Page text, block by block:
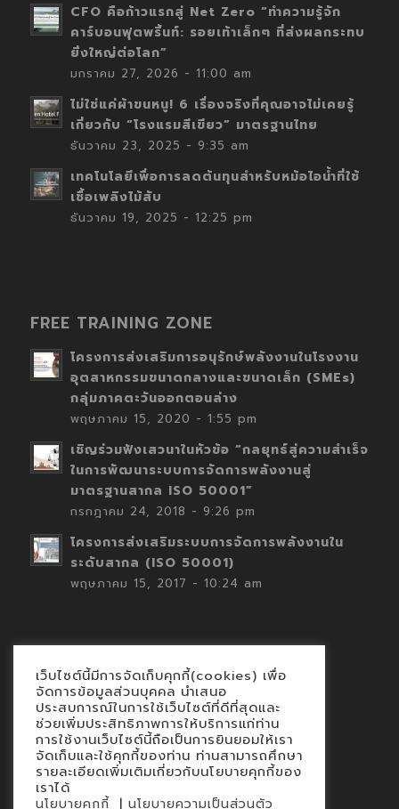
CFO คือก้าวแรกสู่ Net Zero “ทำความรู้จัก
คาร์บอนฟุตพริ้นท์: รอยเท้าเล็กๆ ที่ส่งผลกระทบ
ยิ่งใหญ่ต่อโลก”
มกราคม 27, 2026 - 11:00 am
ไม่ใช่แค่ผ้าขนหนู! 6 เรื่องจริงที่คุณอาจไม่เคยรู้
เกี่ยวกับ “โรงแรมสีเขียว” มาตรฐานไทย
ธันวาคม 23, 2025 - 9:35 am
เทคโนโลยีเพื่อการลดต้นทุนสำหรับหม้อไอน้ำที่ใช้
เชื้อเพลิงไม้สับ
ธันวาคม 19, 2025 - 12:25 pm
FREE TRAINING ZONE
โครงการส่งเสริมการอนุรักษ์พลังงานในโรงงาน
อุตสาหกรรมขนาดกลางและขนาดเล็ก (SMEs)
กลุ่มภาคตะวันออกตอนล่าง
พฤษภาคม 15, 2020 - 1:55 pm
เชิญร่วมฟังเสวนาในหัวข้อ “กลยุทธ์สู่ความสำเร็จ
ในการพัฒนาระบบการจัดการพลังงานสู่
มาตรฐานสากล ISO 50001”
กรกฎาคม 24, 2018 - 9:26 pm
โครงการส่งเสริมระบบการจัดการพลังงานใน
ระดับสากล (ISO 50001)
พฤษภาคม 15, 2017 - 10:24 am
Contact
นโยบายคุกกี้
นโยบายข้อมูลส่วนบุคคล
เว็บไซต์นี้มีการจัดเก็บคุกกี้(cookies) เพื่อ
จัดการข้อมูลส่วนบุคคล นำเสนอ
ประสบการณ์ในการใช้เว็บไซต์ที่ดีที่สุดและ
ช่วยเพิ่มประสิทธิภาพการให้บริการแก่ท่าน
การใช้งานเว็บไซต์นี้ถือเป็นการยินยอมให้เรา
จัดเก็บและใช้คุกกี้ของท่าน ท่านสามารถศึกษา
รายละเอียดเพิ่มเติมเกี่ยวกับนโยบายคุกกี้ของ
เราได้
นโยบายคุกกี้ | นโยบายความเป็นส่วนตัว